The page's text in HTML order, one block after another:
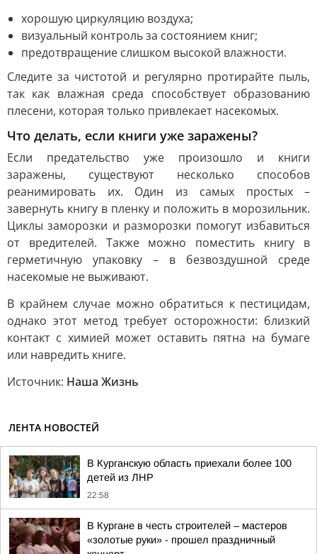
хорошую циркуляцию воздуха;
визуальный контроль за состоянием книг;
предотвращение слишком высокой влажности.
Следите за чистотой и регулярно протирайте пыль,
так как влажная среда способствует образованию
плесени, которая только привлекает насекомых.
Что делать, если книги уже заражены?
Если предательство уже произошло и книги
заражены, существуют несколько способов
реанимировать их. Один из самых простых –
завернуть книгу в пленку и положить в морозильник.
Циклы заморозки и разморозки помогут избавиться
от вредителей. Также можно поместить книгу в
герметичную упаковку – в безвоздушной среде
насекомые не выживают.
В крайнем случае можно обратиться к пестицидам,
однако этот метод требует осторожности: близкий
контакт с химией может оставить пятна на бумаге
или навредить книге.
Источник: Наша Жизнь
ЛЕНТА НОВОСТЕЙ
В Курганскую область приехали более 100
детей из ЛНР
22:58
В Кургане в честь строителей – мастеров
«золотые руки» - прошел праздничный